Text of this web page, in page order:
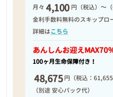
月々 4,100 円（税込）～（
金利手数料無料のスキップロ
詳細はこちら
あんしんお迎え
100ヶ月生命保障付き！
48,675 円 （税込：61,655
（別途 安心パック代）